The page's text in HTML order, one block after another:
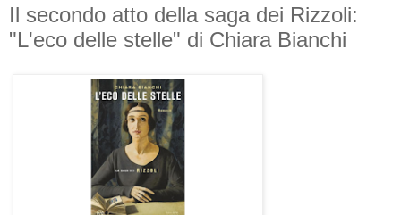
Il secondo atto della saga dei Rizzoli:
"L'eco delle stelle" di Chiara Bianchi